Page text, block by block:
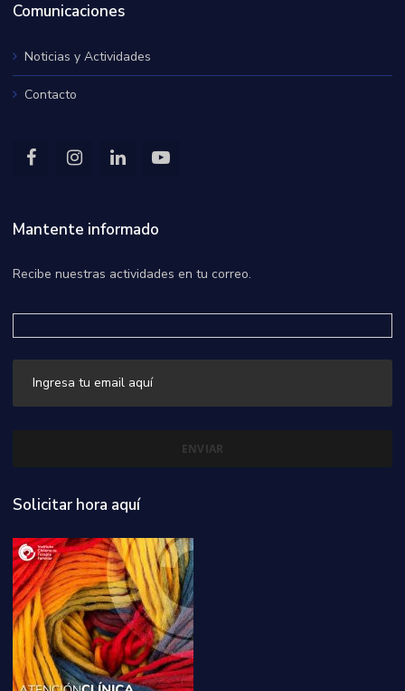
Comunicaciones
Noticias y Actividades
Contacto
Mantente informado
Recibe nuestras actividades en tu correo.
Solicitar hora aquí